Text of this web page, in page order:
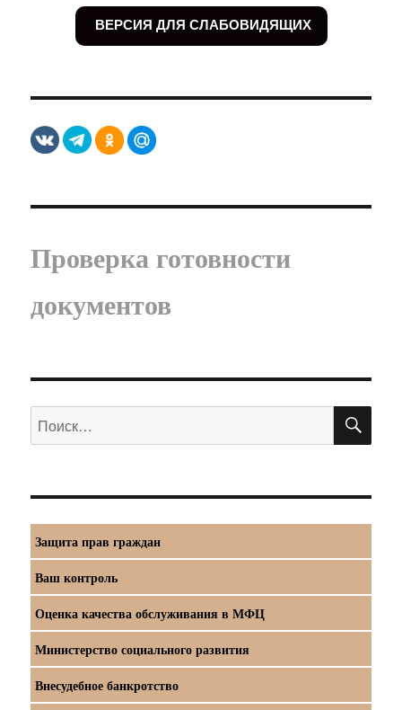
ВЕРСИЯ ДЛЯ СЛАБОВИДЯЩИХ
Проверка готовности
документов
Искать:
Защита прав граждан
Ваш контроль
Оценка качества обслуживания в МФЦ
Министерство социального развития
Внесудебное банкротство